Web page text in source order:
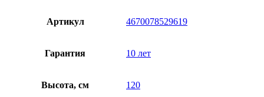
Артикул 4670078529619
Гарантия 10 лет
Высота, см 120